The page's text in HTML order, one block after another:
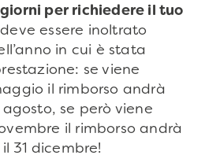
per richiedere il tuo
essere inoltrato
in cui è stata
se viene
il rimborso andrà
se però viene
il rimborso andrà
31 dicembre!